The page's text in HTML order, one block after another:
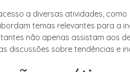
a diversas atividades, como
temas relevantes para a
não apenas assistam aos
discussões sobre tendências e